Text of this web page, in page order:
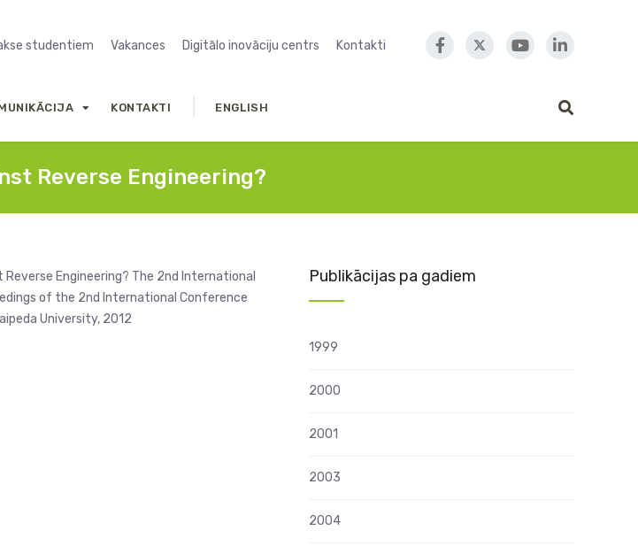
studentiem Vakances Digitālo inovāciju centrs Kontakti
KONTAKTI ENGLISH
Reverse Engineering?
Engineering? The 2nd International
of the 2nd International Conference
University, 2012
Publikācijas pa gadiem
1999
2000
2001
2003
2004